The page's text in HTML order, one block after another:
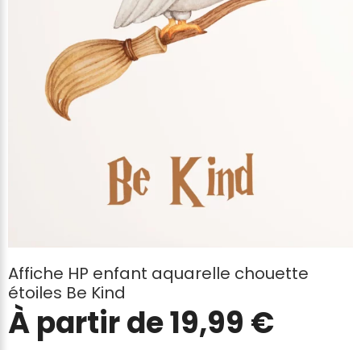
Affiche HP enfant aquarelle chouette
étoiles Be Kind
À partir de19,99 €